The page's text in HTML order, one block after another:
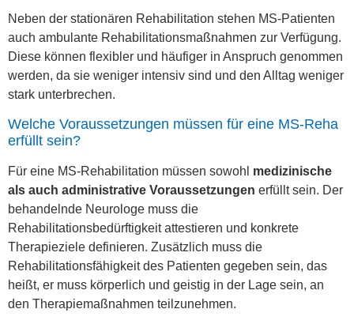
Neben der stationären Rehabilitation stehen MS-Patienten
auch ambulante Rehabilitationsmaßnahmen zur Verfügung.
Diese können flexibler und häufiger in Anspruch genommen
werden, da sie weniger intensiv sind und den Alltag weniger
stark unterbrechen.
Welche Voraussetzungen müssen für eine MS-Reha
erfüllt sein?
Für eine MS-Rehabilitation müssen sowohl medizinische
als auch administrative Voraussetzungen erfüllt sein. Der
behandelnde Neurologe muss die
Rehabilitationsbedürftigkeit attestieren und konkrete
Therapieziele definieren. Zusätzlich muss die
Rehabilitationsfähigkeit des Patienten gegeben sein, das
heißt, er muss körperlich und geistig in der Lage sein, an
den Therapiemaßnahmen teilzunehmen.